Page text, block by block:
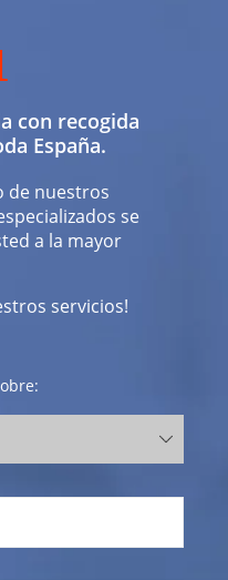
con recogida
España.
de nuestros
se
a la mayor
servicios!